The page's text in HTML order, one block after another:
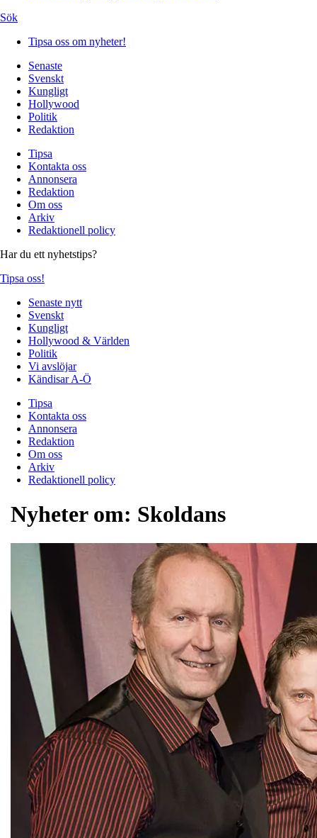
Sök
Tipsa oss om nyheter!
Senaste
Svenskt
Kungligt
Hollywood
Politik
Redaktion
Tipsa
Kontakta oss
Annonsera
Redaktion
Om oss
Arkiv
Redaktionell policy
Har du ett nyhetstips?
Tipsa oss!
Senaste nytt
Svenskt
Kungligt
Hollywood & Världen
Politik
Vi avslöjar
Kändisar A-Ö
Tipsa
Kontakta oss
Annonsera
Redaktion
Om oss
Arkiv
Redaktionell policy
Nyheter om: Skoldans